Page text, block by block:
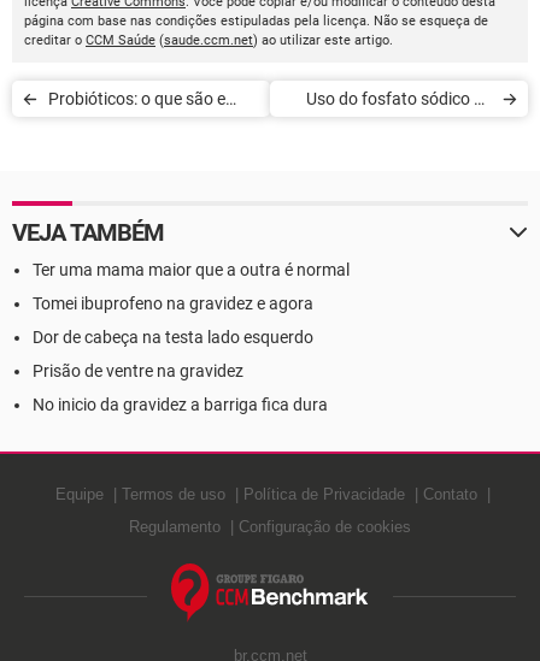
página com base nas condições estipuladas pela licença. Não se esqueça de
creditar o CCM Saúde (saude.ccm.net) ao utilizar este artigo.
Probióticos: o que são e
Uso do fosfato sódico de
VEJA TAMBÉM
Ter uma mama maior que a outra é normal
Tomei ibuprofeno na gravidez e agora
Dor de cabeça na testa lado esquerdo
Prisão de ventre na gravidez
No inicio da gravidez a barriga fica dura
Equipe Termos de uso Política de Privacidade
Contato
Regulamento
Configuração de cookies
br.ccm.net